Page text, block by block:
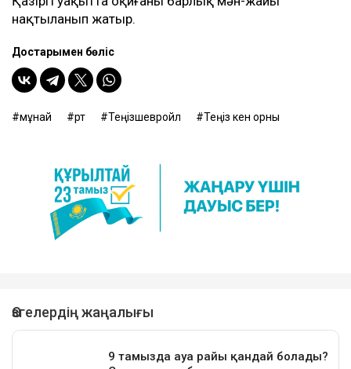
нақтылаған жоқ. Сондай-ақ өндірістің қанша
уақытқа тоқтатылатыны да белгісіз.
ТЕҢІЗДЕГІ ОҚИҒА
18 қаңтар күні таңертең Теңіз кен орнындағы үшінші
буын зауытында трансформатор өртенді. Оқиға
эвакуацияланды. Зауыт рециркуляция режиміне
көшірілді.
Қазіргі уақытта оқиғаның барлық мән-жайы
нақтыланып жатыр.